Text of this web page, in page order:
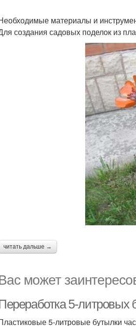
материалы и
создания садовых поделок из
читать дальше →
может
5-литровых
5-литровые бутылки